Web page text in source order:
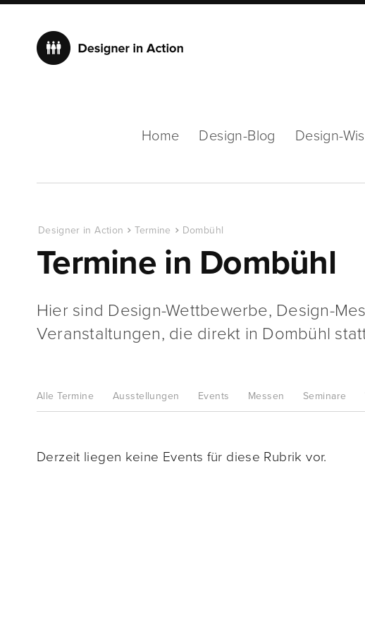
Home Design-Blog Design-
Designer in Action Termine Dombühl
Termine in Dombühl
Hier sind Design-Wettbewerbe, Design-
Veranstaltungen, die direkt in Dombühl
AlleTermine Ausstellungen Events Messen Seminare
Derzeit liegen keine Events für diese Rubrik vor.